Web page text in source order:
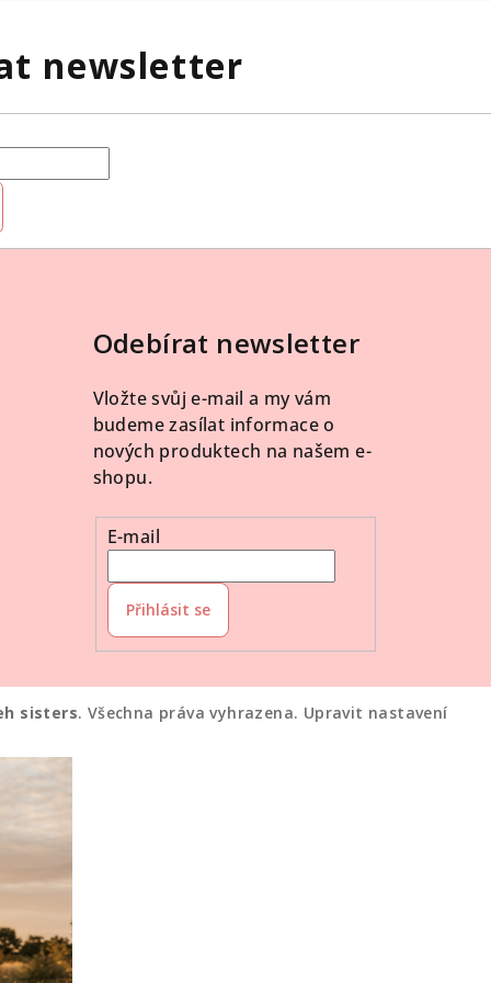
newsletter
Odebírat newsletter
Vložte svůj e-mail a my vám
budeme zasílat informace o
nových produktech na našem e-
shopu.
E-mail
Přihlásit se
sisters. Všechna práva vyhrazena. Upravit nastavení